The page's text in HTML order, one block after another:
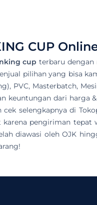
CUP
cup terbaru dengan
pilihan yang bisa
PVC, Masterbatch,
keuntungan dari
selengkapnya di
karena pengiriman tepat
diawasi oleh OJK